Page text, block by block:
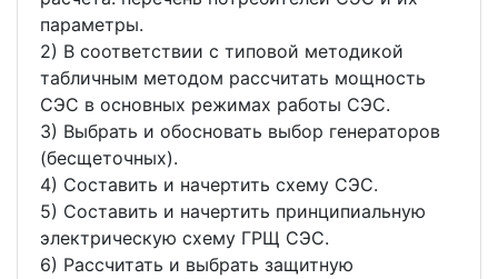
параметры.
2) В соответствии с типовой методикой
табличным методом рассчитать мощность
СЭС в основных режимах работы СЭС.
3) Выбрать и обосновать выбор генераторов
(бесщеточных).
4) Составить и начертить схему СЭС.
5) Составить и начертить принципиальную
электрическую схему ГРЩ СЭС.
6) Рассчитать и выбрать защитную